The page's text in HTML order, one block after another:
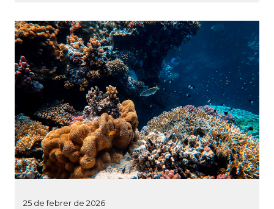
25 de febrer de 2026